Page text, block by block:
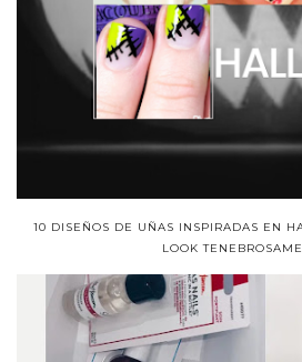
10 DISEÑOS DE UÑAS INSPIRADAS EN
LOOK